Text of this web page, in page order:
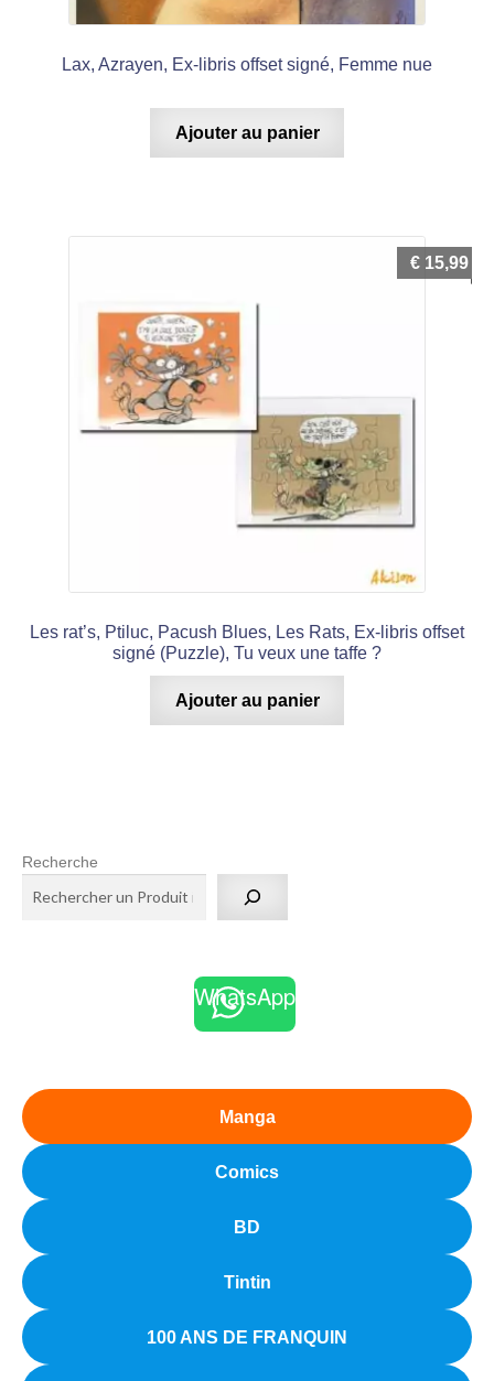
Lax, Azrayen, Ex-libris offset signé, Femme nue
Ajouter au panier
Les rat’s, Ptiluc, Pacush Blues, Les Rats, Ex-libris offset
signé (Puzzle), Tu veux une taffe ?
€ 15,99
Ajouter au panier
Recherche
WhatsApp
Manga
Comics
BD
Tintin
100 ANS DE FRANQUIN